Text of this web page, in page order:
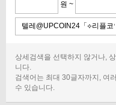
원 ~
상세검색을 선택하지 않거나,
니다.
검색어는 최대 30글자까지, 여
수 있습니다.